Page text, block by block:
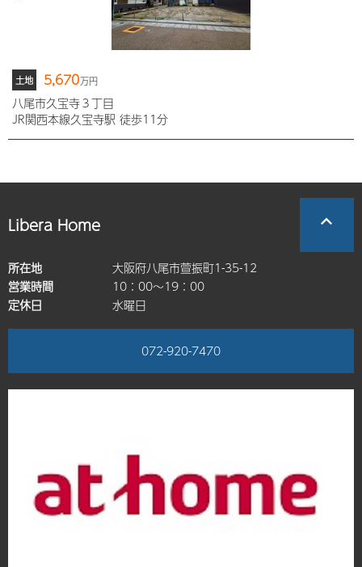
土地 5,670万円
八尾市久宝寺３丁目
JR関西本線久宝寺駅 徒歩11分
Libera Home
所在地
大阪府八尾市萱振町1-35-12
営業時間
10：00～19：00
定休日
水曜日
072-920-7470